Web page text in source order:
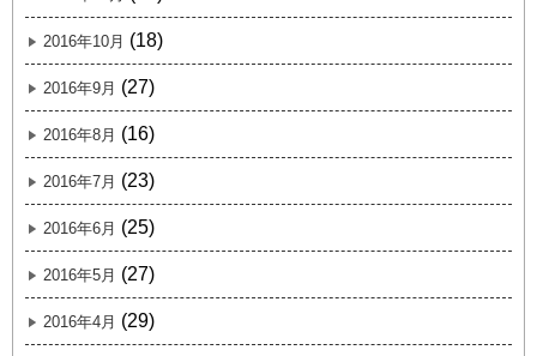
2016年10月 (18)
2016年9月 (27)
2016年8月 (16)
2016年7月 (23)
2016年6月 (25)
2016年5月 (27)
2016年4月 (29)